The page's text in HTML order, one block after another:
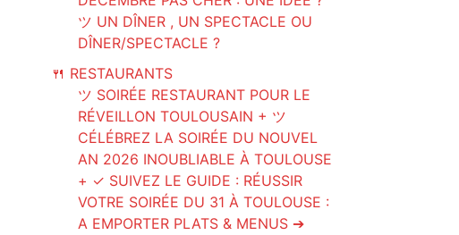
ツ UN DÎNER , UN SPECTACLE OU
DÎNER/SPECTACLE ?
🍴 RESTAURANTS
ツ SOIRÉE RESTAURANT POUR LE
RÉVEILLON TOULOUSAIN + ツ
CÉLÉBREZ LA SOIRÉE DU NOUVEL
AN 2026 INOUBLIABLE À TOULOUSE
+ ✓ SUIVEZ LE GUIDE : RÉUSSIR
VOTRE SOIRÉE DU 31 À TOULOUSE :
A EMPORTER PLATS & MENUS ➔